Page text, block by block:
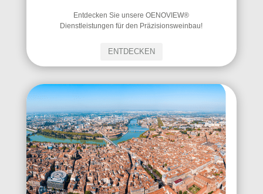
Entdecken Sie unsere OENOVIEW®
Dienstleistungen für den Präzisionsweinbau!
ENTDECKEN